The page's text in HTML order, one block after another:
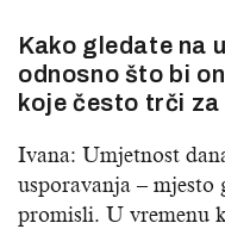
Kako gledate na
odnosno što bi
koje često trči
Ivana: Umjetnost
usporavanja – mjesto
promisli. U vremenu